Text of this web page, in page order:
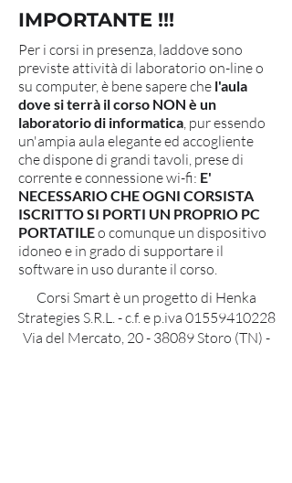
IMPORTANTE !!!
Per i corsi in presenza, laddove sono
previste attività di laboratorio on-line o
su computer, è bene sapere che l'aula
dove si terrà il corso NON è un
laboratorio di informatica, pur essendo
un'ampia aula elegante ed accogliente
che dispone di grandi tavoli, prese di
corrente e connessione wi-fi: E'
NECESSARIO CHE OGNI CORSISTA
ISCRITTO SI PORTI UN PROPRIO PC
PORTATILEo comunque un dispositivo
idoneo e in grado di supportare il
software in uso durante il corso.
Corsi Smart è un progetto di Henka
Strategies S.R.L. - c.f. e p.iva 01559410228
Via del Mercato, 20 - 38089 Storo (TN) -